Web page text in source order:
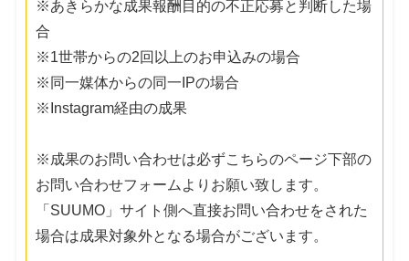
※あきらかな成果報酬目的の不正応募と判断した場
合
※1世帯からの2回以上のお申込みの場合
※同一媒体からの同一IPの場合
※Instagram経由の成果
※成果のお問い合わせは必ずこちらのページ下部の
お問い合わせフォームよりお願い致します。
「SUUMO」サイト側へ直接お問い合わせをされた
場合は成果対象外となる場合がございます。